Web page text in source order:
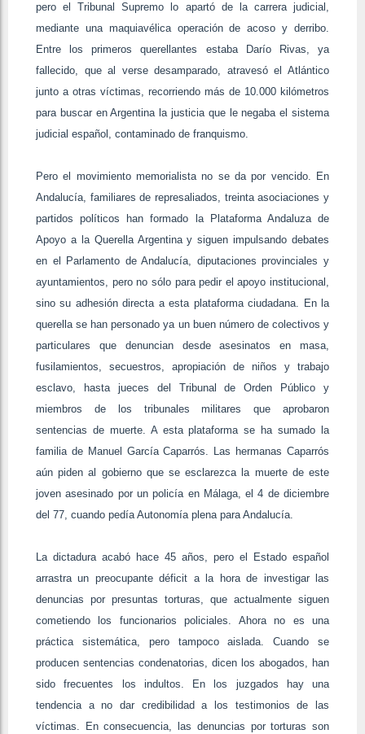
pero el Tribunal Supremo lo apartó de la carrera judicial,
mediante una maquiavélica operación de acoso y derribo.
Entre los primeros querellantes estaba Darío Rivas, ya
fallecido, que al verse desamparado, atravesó el Atlántico
junto a otras víctimas, recorriendo más de 10.000 kilómetros
para buscar en Argentina la justicia que le negaba el sistema
judicial español, contaminado de franquismo.
Pero el movimiento memorialista no se da por vencido. En
Andalucía, familiares de represaliados, treinta asociaciones y
partidos políticos han formado la Plataforma Andaluza de
Apoyo a la Querella Argentina y siguen impulsando debates
en el Parlamento de Andalucía, diputaciones provinciales y
ayuntamientos, pero no sólo para pedir el apoyo institucional,
sino su adhesión directa a esta plataforma ciudadana. En la
querella se han personado ya un buen número de colectivos y
particulares que denuncian desde asesinatos en masa,
fusilamientos, secuestros, apropiación de niños y trabajo
esclavo, hasta jueces del Tribunal de Orden Público y
miembros de los tribunales militares que aprobaron
sentencias de muerte. A esta plataforma se ha sumado la
familia de Manuel García Caparrós. Las hermanas Caparrós
aún piden al gobierno que se esclarezca la muerte de este
joven asesinado por un policía en Málaga, el 4 de diciembre
del 77, cuando pedía Autonomía plena para Andalucía.
La dictadura acabó hace 45 años, pero el Estado español
arrastra un preocupante déficit a la hora de investigar las
denuncias por presuntas torturas, que actualmente siguen
cometiendo los funcionarios policiales. Ahora no es una
práctica sistemática, pero tampoco aislada. Cuando se
producen sentencias condenatorias, dicen los abogados, han
sido frecuentes los indultos. En los juzgados hay una
tendencia a no dar credibilidad a los testimonios de las
víctimas. En consecuencia, las denuncias por torturas son